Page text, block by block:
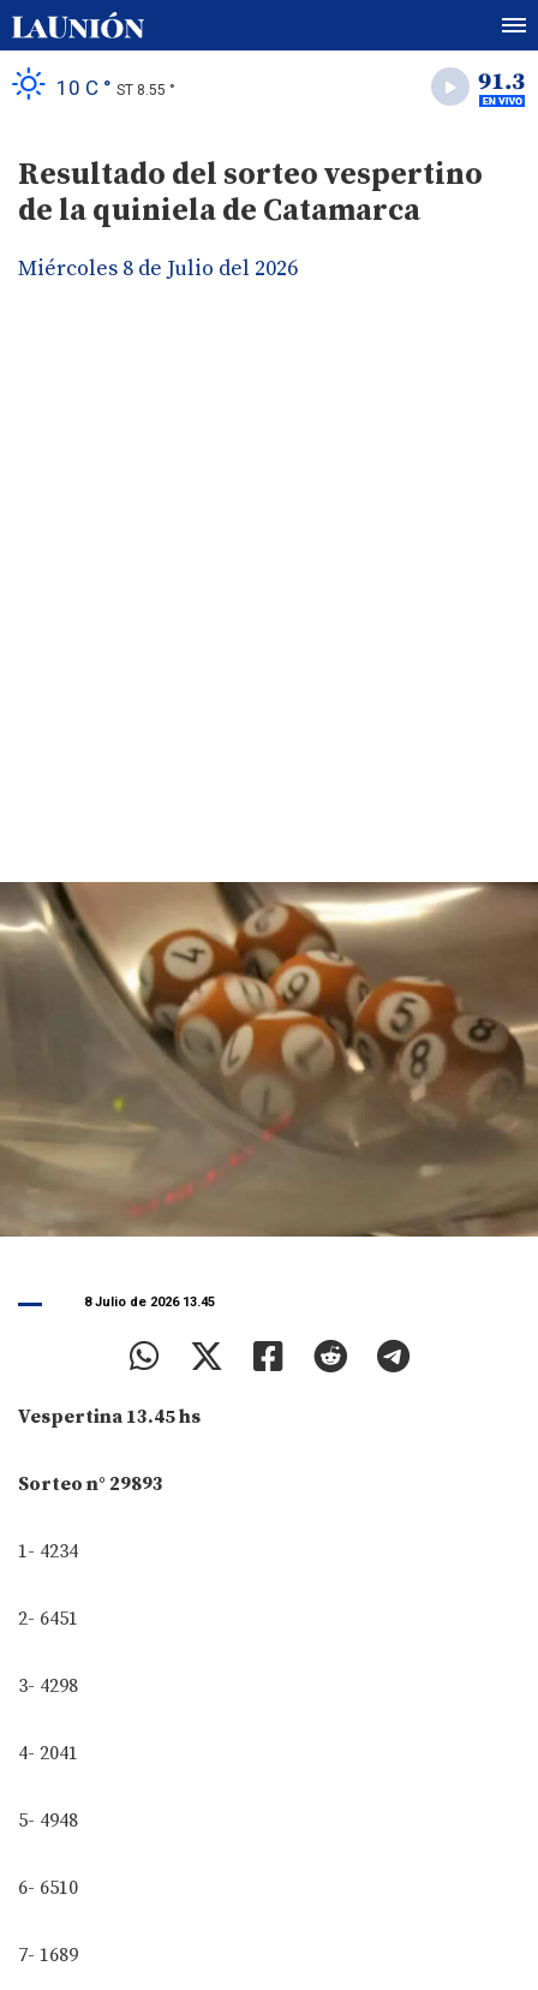
10 C ° ST 8.55 °
Resultado del sorteo vespertino
de la quiniela de Catamarca
Miércoles 8 de Julio del 2026
8 Julio de 2026 13.45
Vespertina 13.45 hs
Sorteo n° 29893
1- 4234
2- 6451
3- 4298
4- 2041
5- 4948
6- 6510
7- 1689